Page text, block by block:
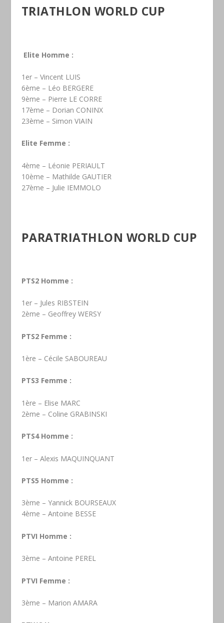
TRIATHLON WORLD CUP
Elite Homme :
1er – Vincent LUIS
6ème – Léo BERGERE
9ème – Pierre LE CORRE
17ème – Dorian CONINX
23ème – Simon VIAIN
Elite Femme :
4ème – Léonie PERIAULT
10ème – Mathilde GAUTIER
27ème – Julie IEMMOLO
PARATRIATHLON WORLD CUP
PTS2 Homme :
1er – Jules RIBSTEIN
2ème – Geoffrey WERSY
PTS2 Femme :
1ère – Cécile SABOUREAU
PTS3 Femme :
1ère – Elise MARC
2ème – Coline GRABINSKI
PTS4 Homme :
1er – Alexis MAQUINQUANT
PTS5 Homme :
3ème – Yannick BOURSEAUX
4ème – Antoine BESSE
PTVI Homme :
3ème – Antoine PEREL
PTVI Femme :
3ème – Marion AMARA